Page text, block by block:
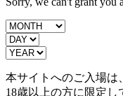
本サイトへのご入場は、
18歳以上の方に限定し